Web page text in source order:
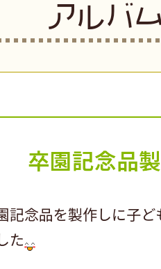
アルバ
卒園記念品
記念品を製作しに子
た